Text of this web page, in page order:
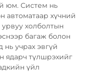
юм. Систем нь
автоматаар хүчний
холболтын
багаж болон
нь учрах эвгүй
ядарч түлшрэхийг
үйл